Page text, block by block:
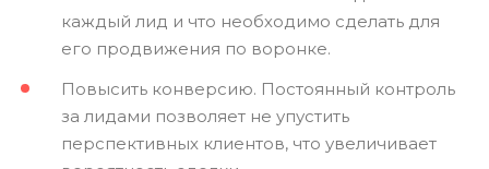
каждый лид и что необходимо сделать для
его продвижения по воронке.
Повысить конверсию. Постоянный контроль
за лидами позволяет не упустить
перспективных клиентов, что увеличивает